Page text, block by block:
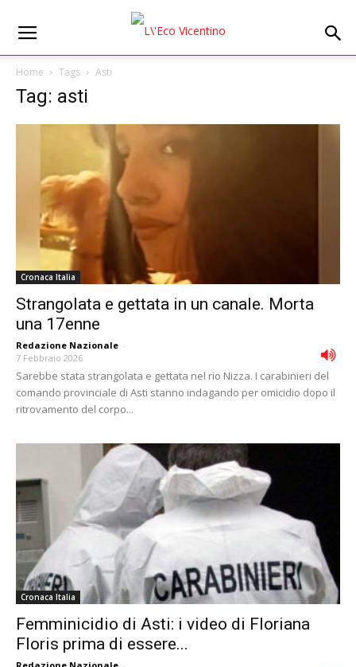
Home Tags Asti
Tag: asti
Cronaca Italia
Strangolata e gettata in un canale. Morta
una 17enne
Redazione Nazionale -
7 Febbraio 2026
Sarebbe stata strangolata e gettata nel rio Nizza. I carabinieri del
comando provinciale di Asti stanno indagando per omicidio dopo il
ritrovamento del corpo...
Cronaca Italia
Femminicidio di Asti: i video di Floriana
Floris prima di essere...